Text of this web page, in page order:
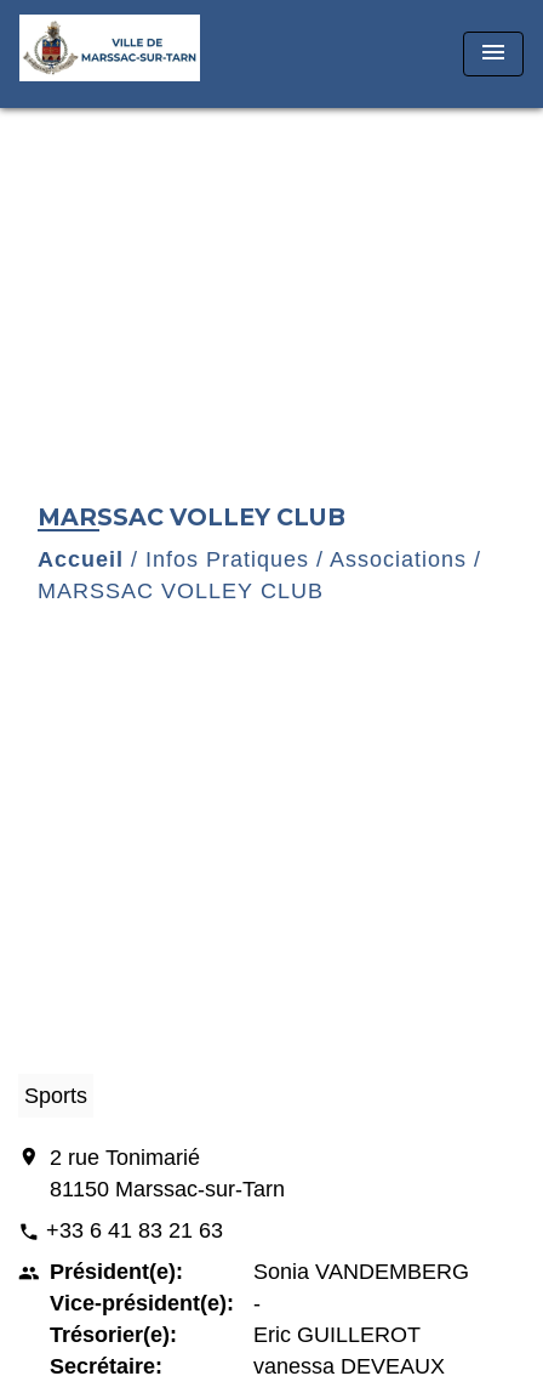
menu
MARSSAC VOLLEY CLUB
Accueil / Infos Pratiques / Associations /
MARSSAC VOLLEY CLUB
Sports
location_on
2 rue Tonimarié
81150 Marssac-sur-Tarn
phone +33 6 41 83 21 63
people Président(e):
Vice-président(e):
Trésorier(e):
Secrétaire:
Sonia VANDEMBERG
-
Eric GUILLEROT
vanessa DEVEAUX